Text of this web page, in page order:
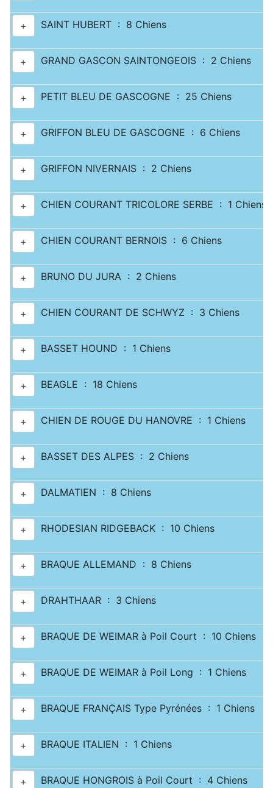
+ SAINT HUBERT : 8 Chiens
+ GRAND GASCON SAINTONGEOIS : 2 Chiens
+ PETIT BLEU DE GASCOGNE : 25 Chiens
+ GRIFFON BLEU DE GASCOGNE : 6 Chiens
+ GRIFFON NIVERNAIS : 2 Chiens
+ CHIEN COURANT TRICOLORE SERBE : 1 Chiens
+ CHIEN COURANT BERNOIS : 6 Chiens
+ BRUNO DU JURA : 2 Chiens
+ CHIEN COURANT DE SCHWYZ : 3 Chiens
+ BASSET HOUND : 1 Chiens
+ BEAGLE : 18 Chiens
+ CHIEN DE ROUGE DU HANOVRE : 1 Chiens
+ BASSET DES ALPES : 2 Chiens
+ DALMATIEN : 8 Chiens
+ RHODESIAN RIDGEBACK : 10 Chiens
+ BRAQUE ALLEMAND : 8 Chiens
+ DRAHTHAAR : 3 Chiens
+ BRAQUE DE WEIMAR à Poil Court : 10 Chiens
+ BRAQUE DE WEIMAR à Poil Long : 1 Chiens
+ BRAQUE FRANÇAIS Type Pyrénées : 1 Chiens
+ BRAQUE ITALIEN : 1 Chiens
+ BRAQUE HONGROIS à Poil Court : 4 Chiens